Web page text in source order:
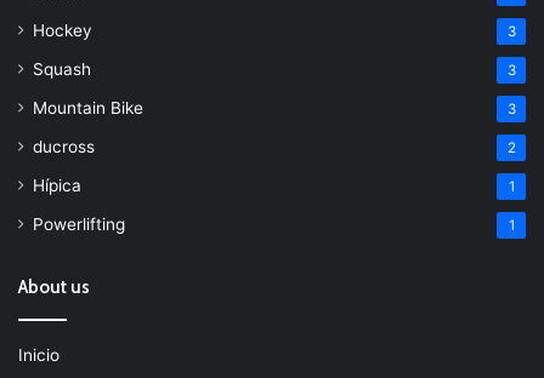
Hockey 3
Squash 3
Mountain Bike 3
ducross 2
Hípica 1
Powerlifting 1
About us
Inicio